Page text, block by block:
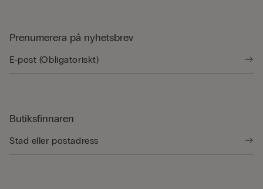
Prenumerera på nyhetsbrev
Butiksfinnaren